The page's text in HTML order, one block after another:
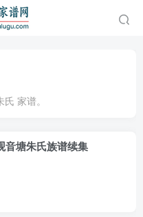
家谱。
音塘朱氏族谱续集